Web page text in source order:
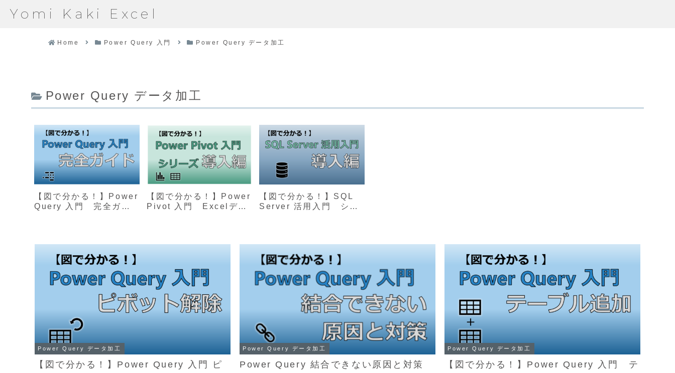
Yomi Kaki Excel
Home Power Query 入門 Power Query データ加工
Power Query データ加工
【図で分かる！】Power
Query 入門 完全ガイ
【図で分かる！】Power
Pivot 入門 Excelデー
【図で分かる！】SQL
Server 活用入門 シリ
Power Query データ加工
【図で分かる！】Power Query 入門 ピ
Power Query データ加工
Power Query 結合できない原因と対策
Power Query データ加工
【図で分かる！】Power Query 入門 テ